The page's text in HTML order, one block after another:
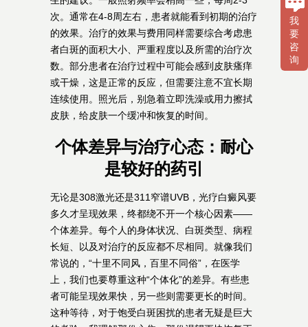
次。通常在4-8周左右，患者就能看到初期的治疗
的效果。治疗的效果与费用同样需要综合考虑患
者白斑的面积大小、严重程度以及所需的治疗次
数。部分患者在治疗过程中可能会感到皮肤瘙痒
或干燥，这是正常的反应，但需要注意不宜长期
连续使用。照光后，别急着立即洗澡或用力擦拭
皮肤，给皮肤一个缓冲和恢复的时间。
个体差异与治疗心态：耐心
是较好的药引
无论是308激光还是311窄谱UVB，光疗白癜风要
多久才呈现效果，终都绕不开一个核心因素——
个体差异。每个人的身体状况、白斑类型、病程
长短、以及对治疗的反应都不尽相同。就像我们
常说的，“十里不同风，百里不同俗”，在医学
上，我们也要尊重这种“个体化”的差异。有些患
者可能呈现效果快，另一些则需要更长的时间。
这种等待，对于饱受白斑困扰的患者无疑是巨大
我
要
咨
询